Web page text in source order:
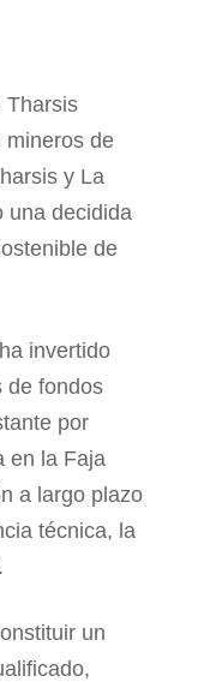
Tharsis
mineros de
y La
una decidida
de
invertido
de fondos
por
en la Faja
a largo plazo
técnica, la
un